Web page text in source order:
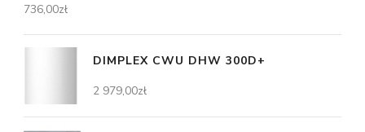
736,00zł
DIMPLEX CWU DHW 300D+
2 979,00zł